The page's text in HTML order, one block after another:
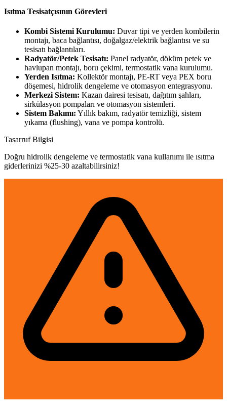
Isıtma Tesisatçısının Görevleri
Kombi Sistemi Kurulumu: Duvar tipi ve yerden kombilerin
montajı, baca bağlantısı, doğalgaz/elektrik bağlantısı ve su
tesisatı bağlantıları.
Radyatör/Petek Tesisatı: Panel radyatör, döküm petek ve
havlupan montajı, boru çekimi, termostatik vana kurulumu.
Yerden Isıtma: Kollektör montajı, PE-RT veya PEX boru
döşemesi, hidrolik dengeleme ve otomasyon entegrasyonu.
Merkezi Sistem: Kazan dairesi tesisatı, dağıtım şahları,
sirkülasyon pompaları ve otomasyon sistemleri.
Sistem Bakımı: Yıllık bakım, radyatör temizliği, sistem
yıkama (flushing), vana ve pompa kontrolü.
Tasarruf Bilgisi
Doğru hidrolik dengeleme ve termostatik vana kullanımı ile ısıtma
giderlerinizi %25-30 azaltabilirsiniz!